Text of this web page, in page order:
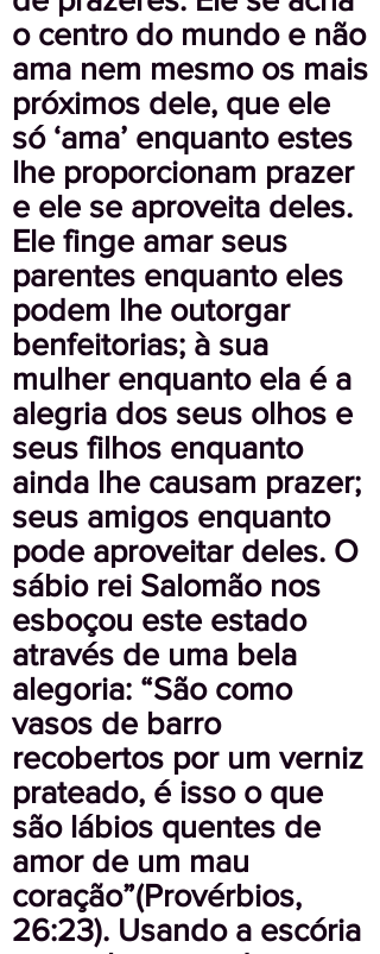
o centro do mundo e não
ama nem mesmo os mais
próximos dele, que ele
só ‘ama’ enquanto estes
lhe proporcionam prazer
e ele se aproveita deles.
Ele finge amar seus
parentes enquanto eles
podem lhe outorgar
benfeitorias; à sua
mulher enquanto ela é a
alegria dos seus olhos e
seus filhos enquanto
ainda lhe causam prazer;
seus amigos enquanto
pode aproveitar deles. O
sábio rei Salomão nos
esboçou este estado
através de uma bela
alegoria: “São como
vasos de barro
recobertos por um verniz
prateado, é isso o que
são lábios quentes de
amor de um mau
coração”(Provérbios,
26:23). Usando a escória